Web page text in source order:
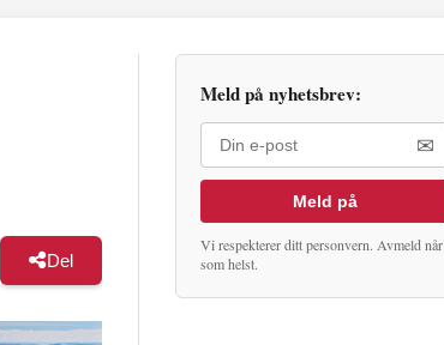
Del
Meld på nyhetsbrev:
✉
Meld på
Vi respekterer ditt personvern. Avmeld når
som helst.